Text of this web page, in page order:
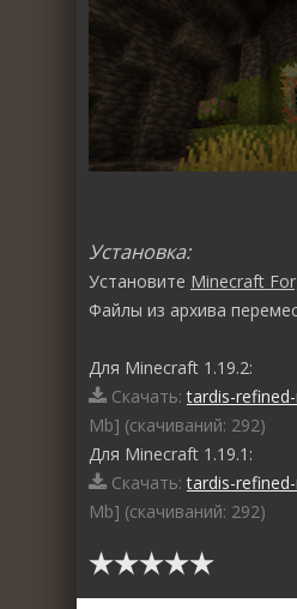
Установка:
Установите Minecraft
Файлы из архива
Для Minecraft 1.19.2:
Скачать:tardis-
Mb] (cкачиваний: 292)
Для Minecraft 1.19.1:
Скачать:tardis-
Mb] (cкачиваний: 292)